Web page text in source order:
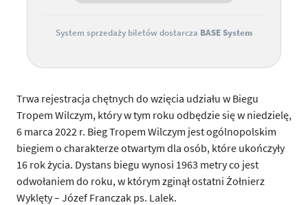
System sprzedaży biletów dostarcza BASE System
Trwa rejestracja chętnych do wzięcia udziału w Biegu
Tropem Wilczym, który w tym roku odbędzie się w niedzielę,
6 marca 2022 r. Bieg Tropem Wilczym jest ogólnopolskim
biegiem o charakterze otwartym dla osób, które ukończyły
16 rok życia. Dystans biegu wynosi 1963 metry co jest
odwołaniem do roku, w którym zginął ostatni Żołnierz
Wyklęty – Józef Franczak ps. Lalek.